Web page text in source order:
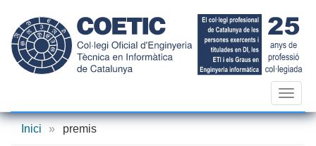
contingut
Inici
» premis